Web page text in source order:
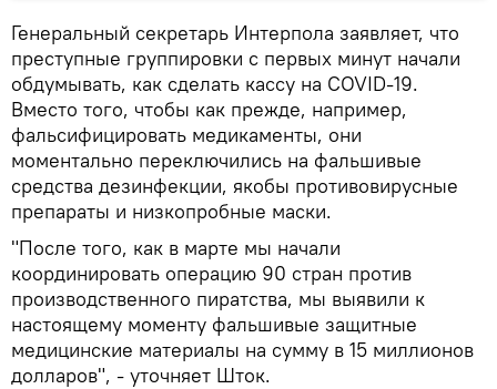
Генеральный секретарь Интерпола заявляет, что
преступные группировки с первых минут начали
обдумывать, как сделать кассу на COVID-19.
Вместо того, чтобы как прежде, например,
фальсифицировать медикаменты, они
моментально переключились на фальшивые
средства дезинфекции, якобы противовирусные
препараты и низкопробные маски.
"После того, как в марте мы начали
координировать операцию 90 стран против
производственного пиратства, мы выявили к
настоящему моменту фальшивые защитные
медицинские материалы на сумму в 15 миллионов
долларов", - уточняет Шток.